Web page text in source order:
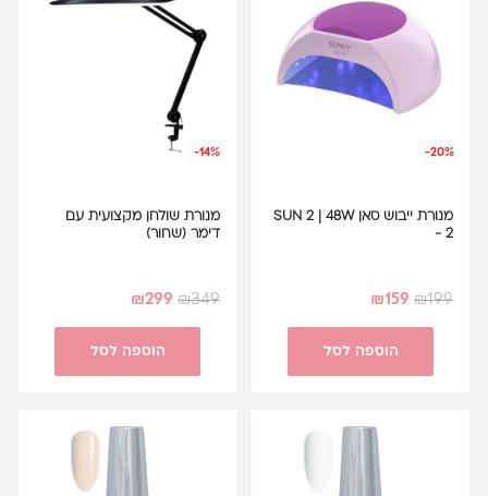
-20%
מנורת ייבוש סאן SUN 2 | 48W
- 2
₪199
₪159
הוספה לסל
-14%
מנורת שולחן מקצועית עם
דימר (שחור)
₪349
₪299
הוספה לסל